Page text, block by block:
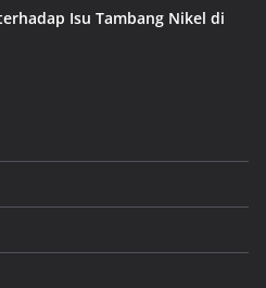
Isu Tambang Nikel di